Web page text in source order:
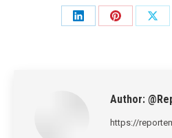
Share
Share
Author:
https://